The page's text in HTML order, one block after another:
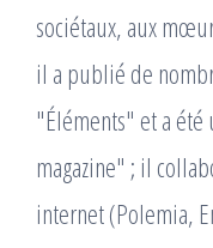
sociétaux, aux
il a publié de
"Éléments" et a
magazine" ; il
internet (Polemia,